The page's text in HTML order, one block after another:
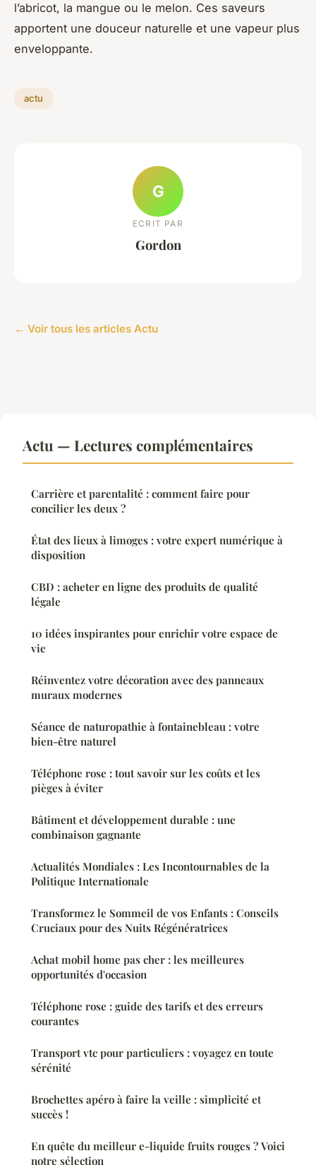
l’abricot, la mangue ou le melon. Ces saveurs
apportent une douceur naturelle et une vapeur plus
enveloppante.
actu
G
ECRIT PAR
Gordon
← Voir tous les articles Actu
Actu — Lectures complémentaires
Carrière et parentalité : comment faire pour
concilier les deux ?
État des lieux à limoges : votre expert numérique à
disposition
CBD : acheter en ligne des produits de qualité
légale
10 idées inspirantes pour enrichir votre espace de
vie
Réinventez votre décoration avec des panneaux
muraux modernes
Séance de naturopathie à fontainebleau : votre
bien-être naturel
Téléphone rose : tout savoir sur les coûts et les
pièges à éviter
Bâtiment et développement durable : une
combinaison gagnante
Actualités Mondiales : Les Incontournables de la
Politique Internationale
Transformez le Sommeil de vos Enfants : Conseils
Cruciaux pour des Nuits Régénératrices
Achat mobil home pas cher : les meilleures
opportunités d'occasion
Téléphone rose : guide des tarifs et des erreurs
courantes
Transport vtc pour particuliers : voyagez en toute
sérénité
Brochettes apéro à faire la veille : simplicité et
succès !
En quête du meilleur e-liquide fruits rouges ? Voici
notre sélection